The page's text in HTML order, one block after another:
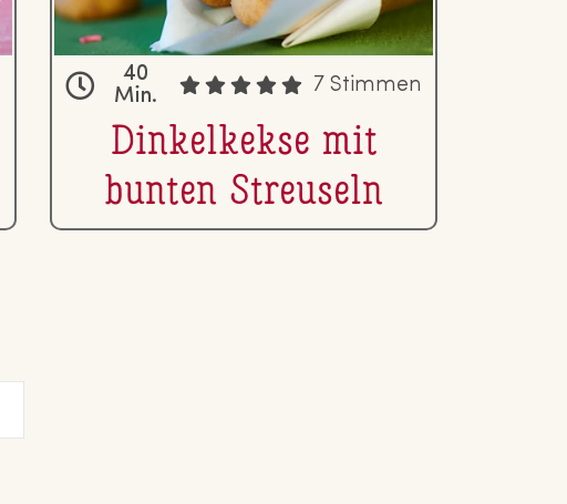
40
Min.
7 Stimmen
Din­kel­kek­se mit
bunten Streuseln